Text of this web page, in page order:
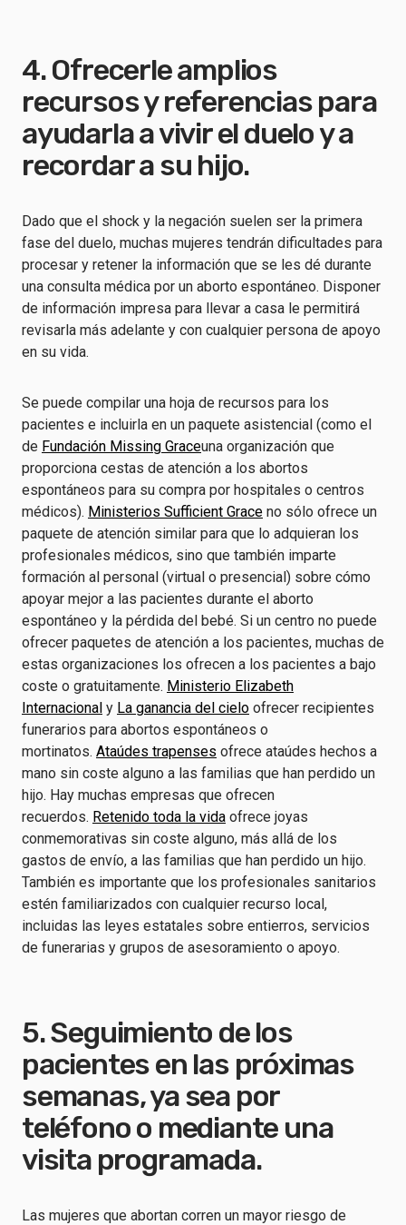
4. Ofrecerle amplios
recursos y referencias para
ayudarla a vivir el duelo y a
recordar a su hijo.
Dado que el shock y la negación suelen ser la primera
fase del duelo, muchas mujeres tendrán dificultades para
procesar y retener la información que se les dé durante
una consulta médica por un aborto espontáneo. Disponer
de información impresa para llevar a casa le permitirá
revisarla más adelante y con cualquier persona de apoyo
en su vida.
Se puede compilar una hoja de recursos para los
pacientes e incluirla en un paquete asistencial (como el
de Fundación Missing Graceuna organización que
proporciona cestas de atención a los abortos
espontáneos para su compra por hospitales o centros
médicos). Ministerios Sufficient Grace no sólo ofrece un
paquete de atención similar para que lo adquieran los
profesionales médicos, sino que también imparte
formación al personal (virtual o presencial) sobre cómo
apoyar mejor a las pacientes durante el aborto
espontáneo y la pérdida del bebé. Si un centro no puede
ofrecer paquetes de atención a los pacientes, muchas de
estas organizaciones los ofrecen a los pacientes a bajo
coste o gratuitamente. Ministerio Elizabeth
Internacional y La ganancia del cielo ofrecer recipientes
funerarios para abortos espontáneos o
mortinatos. Ataúdes trapenses ofrece ataúdes hechos a
mano sin coste alguno a las familias que han perdido un
hijo. Hay muchas empresas que ofrecen
recuerdos. Retenido toda la vida ofrece joyas
conmemorativas sin coste alguno, más allá de los
gastos de envío, a las familias que han perdido un hijo.
También es importante que los profesionales sanitarios
estén familiarizados con cualquier recurso local,
incluidas las leyes estatales sobre entierros, servicios
de funerarias y grupos de asesoramiento o apoyo.
5. Seguimiento de los
pacientes en las próximas
semanas, ya sea por
teléfono o mediante una
visita programada.
Las mujeres que abortan corren un mayor riesgo de